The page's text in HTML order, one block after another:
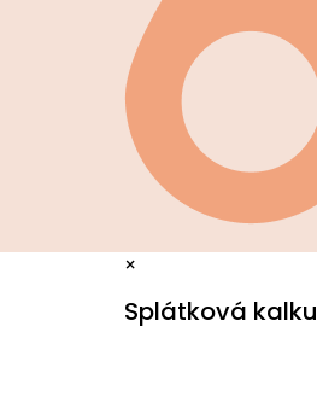
×
Splátková